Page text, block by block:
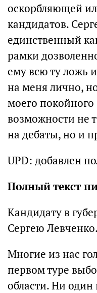
оскорбляющей
кандидатов.
единственный
рамки
ему всю ту ложь
на меня лично,
моего
возможности не
на дебаты, но и
UPD: добавлен
Полный текст
Кандидату в
Сергею Левченко.
Многие из нас
первом туре
области. Ни один